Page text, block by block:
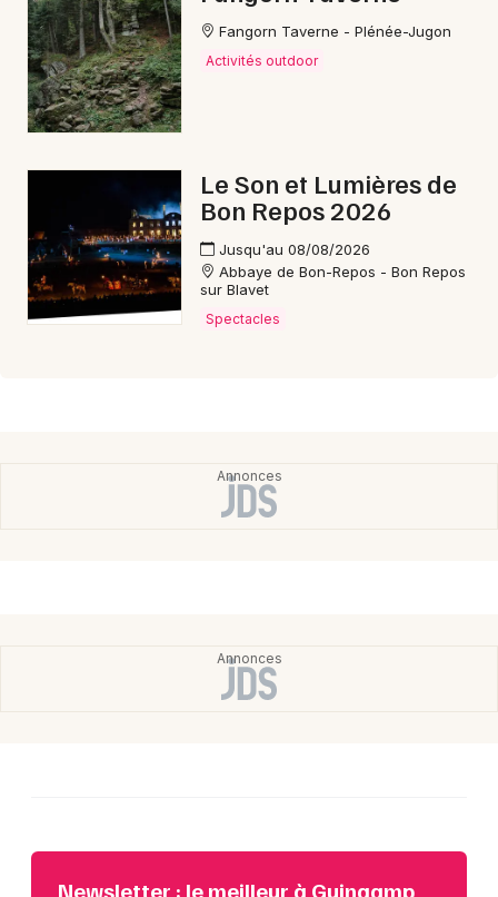
Fangorn Taverne - Plénée-Jugon
Activités outdoor
Le Son et Lumières de
Bon Repos 2026
Jusqu'au 08/08/2026
Abbaye de Bon-Repos - Bon Repos
sur Blavet
Spectacles
Newsletter : le meilleur à Guingamp